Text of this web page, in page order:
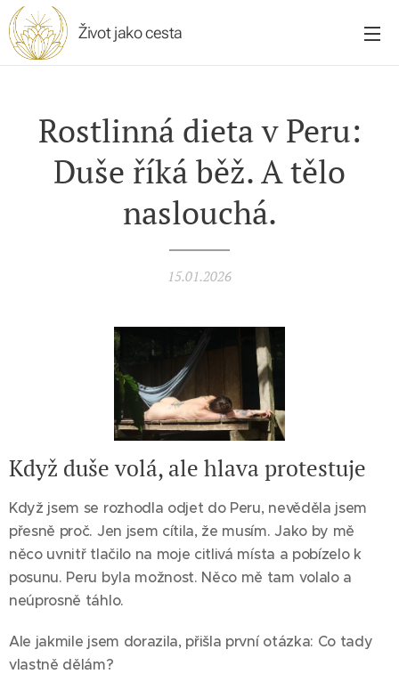
Život jako cesta
Rostlinná dieta v Peru:
Duše říká běž. A tělo
naslouchá.
15.01.2026
Když duše volá, ale hlava protestuje
Když jsem se rozhodla odjet do Peru, nevěděla jsem
přesně proč. Jen jsem cítila, že musím. Jako by mě
něco uvnitř tlačilo na moje citlivá místa a pobízelo k
posunu. Peru byla možnost. Něco mě tam volalo a
neúprosně táhlo.
Ale jakmile jsem dorazila, přišla první otázka: Co tady
vlastně dělám?